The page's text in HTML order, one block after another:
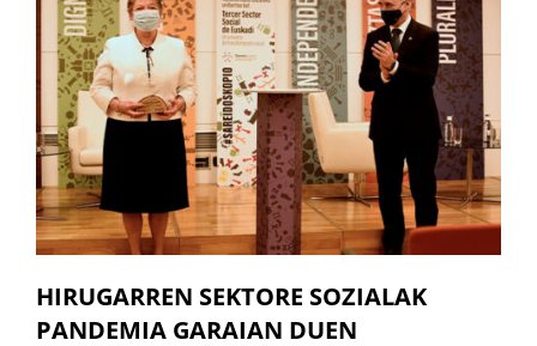
HIRUGARREN SEKTORE SOZIALAK
PANDEMIA GARAIAN DUEN